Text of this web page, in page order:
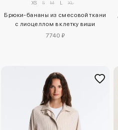
XS S M L XL
Брюки-бананы из смесовой ткани
с лиоцеллом в клетку виши
7740 ₽